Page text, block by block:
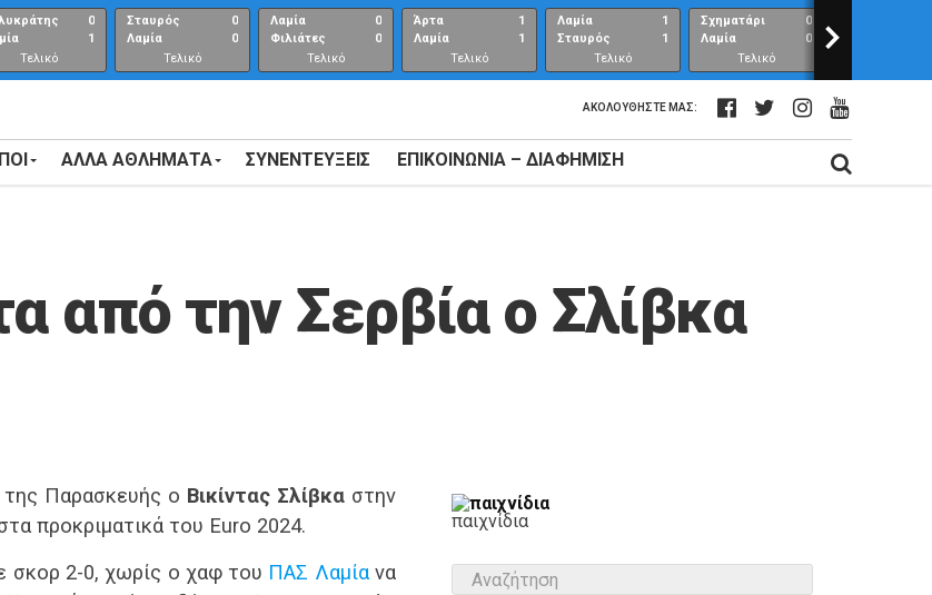
0
1
Τελικό
αποτέλεσμα
Σταυρός
Λαμία
0
0
Τελικό
αποτέλεσμα
Λαμία
Φιλιάτες
0
0
Τελικό
Αποτέλεσμα
Άρτα
Λαμία
1
1
Τελικό
αποτέλεσμα
Λαμία
Σταυρός
1
1
Τελικό
αποτέλεσμα
Σχηματάρι
Λαμία
0
0
Τελικό
αποτέλεσμα
>
ΑΚΟΛΟΥΘΉΣΤΕ ΜΑΣ:
ΑΛΛΑ ΑΘΛΗΜΑΤΑ ΣΥΝΕΝΤΕΎΞΕΙΣ ΕΠΙΚΟΙΝΩΝΊΑ – ΔΙΑΦΉΜΙΣΗ
από την Σερβία ο Σλίβκα
Παρασκευής ο Βικίντας Σλίβκαστην
προκριματικά του Euro 2024.
σκορ 2-0, χωρίς ο χαφ του ΠΑΣ Λαμίανα
παιχνίδια